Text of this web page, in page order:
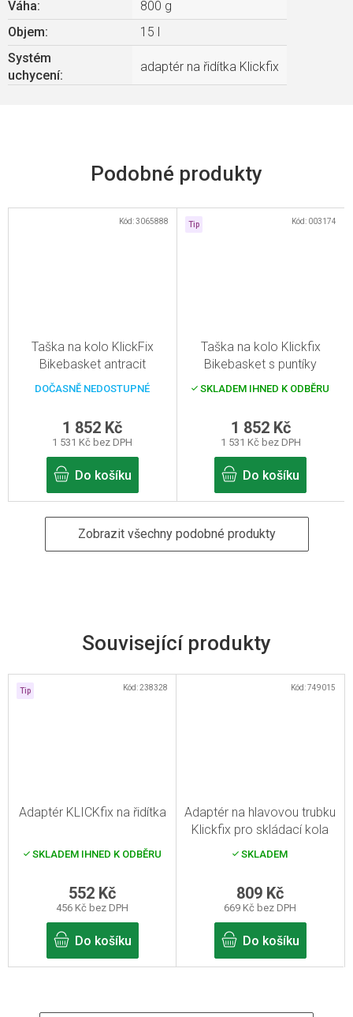
Související produkty
Tip
Adaptér KLICKfix na řidítka
SKLADEM IHNED K ODBĚRU
456 Kč bez DPH
552 Kč
Do košíku
Kód:238328
Adaptér na hlavovou trubku
Klickfix pro skládací kola
SKLADEM
669 Kč bez DPH
809 Kč
Do košíku
Kód:749015
Váha:
800 g
Objem:
15 l
Systém
uchycení:
adaptér na řidítka Klickfix
Taška na kolo KlickFix
Bikebasket antracit
DOČASNĚ NEDOSTUPNÉ
1 531 Kč bez DPH
1 852 Kč
Do košíku
Kód:3065888 Tip
Taška na kolo Klickfix
Bikebasket s puntíky
SKLADEM IHNED K ODBĚRU
1 531 Kč bez DPH
1 852 Kč
Do košíku
Kód: 003174
Zobrazit všechny podobné produkty